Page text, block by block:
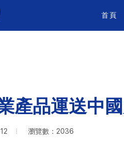
首頁
產品運送中
瀏覽數：2036